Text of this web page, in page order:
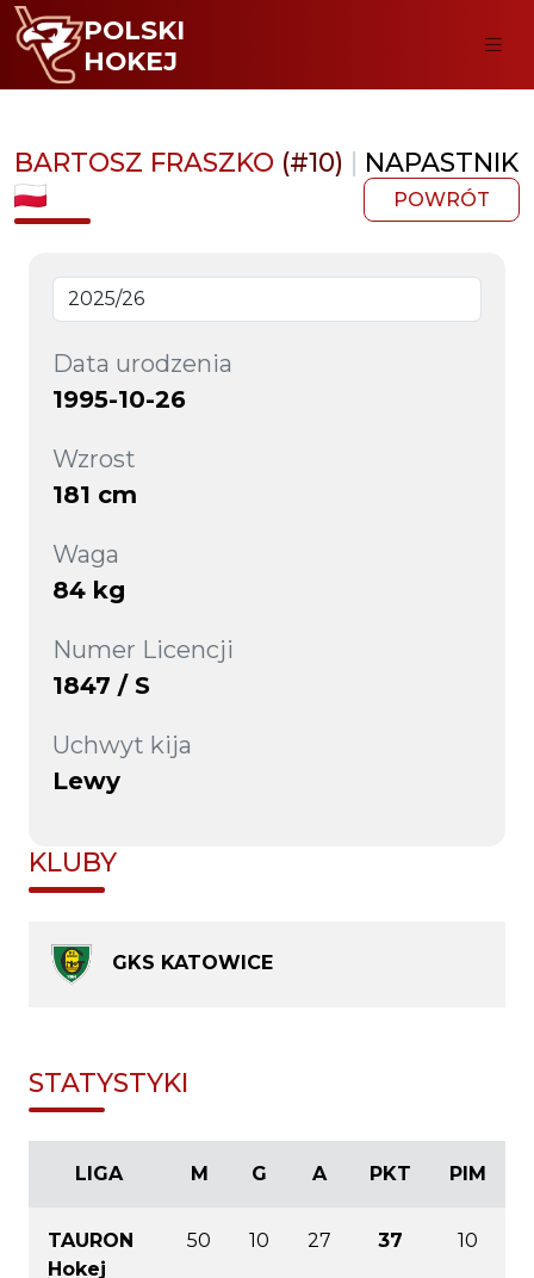
POLSKI
HOKEJ
BARTOSZ FRASZKO (#10) | NAPASTNIK
POWRÓT
Data urodzenia
1995-10-26
Wzrost
181 cm
Waga
84 kg
Numer Licencji
1847 / S
Uchwyt kija
Lewy
KLUBY
GKS KATOWICE
STATYSTYKI
LIGA M G A PKT PIM
TAURON
Hokej
50 10 27 37 10